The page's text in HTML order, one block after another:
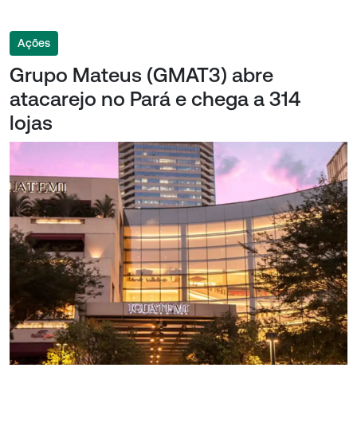
Ações
Grupo Mateus (GMAT3) abre
atacarejo no Pará e chega a 314
lojas